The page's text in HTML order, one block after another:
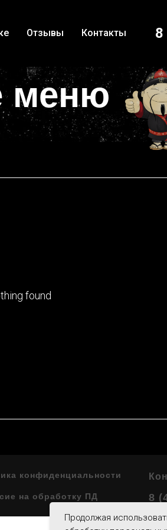
Отзывы Контакты 8
меню
found
конфиденциальности
на обработку ПД 8
Продолжая